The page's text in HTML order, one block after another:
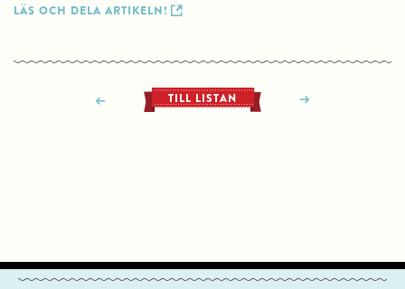
LÄS OCH DELA ARTIKELN!
TILL LISTAN